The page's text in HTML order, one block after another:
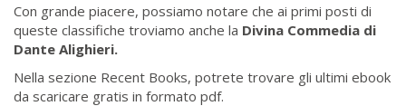
Con grande piacere, possiamo notare che ai primi posti di
queste classifiche troviamo anche la Divina Commedia di
Dante Alighieri.
Nella sezione Recent Books, potrete trovare gli ultimi ebook
da scaricare gratis in formato pdf.